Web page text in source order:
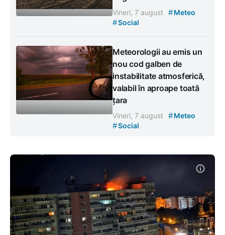
Vineri, 7 august #Meteo
#Social
Meteorologii au emis un
nou cod galben de
instabilitate atmosferică,
valabil în aproape toată
țara
Vineri, 7 august #Meteo
#Social